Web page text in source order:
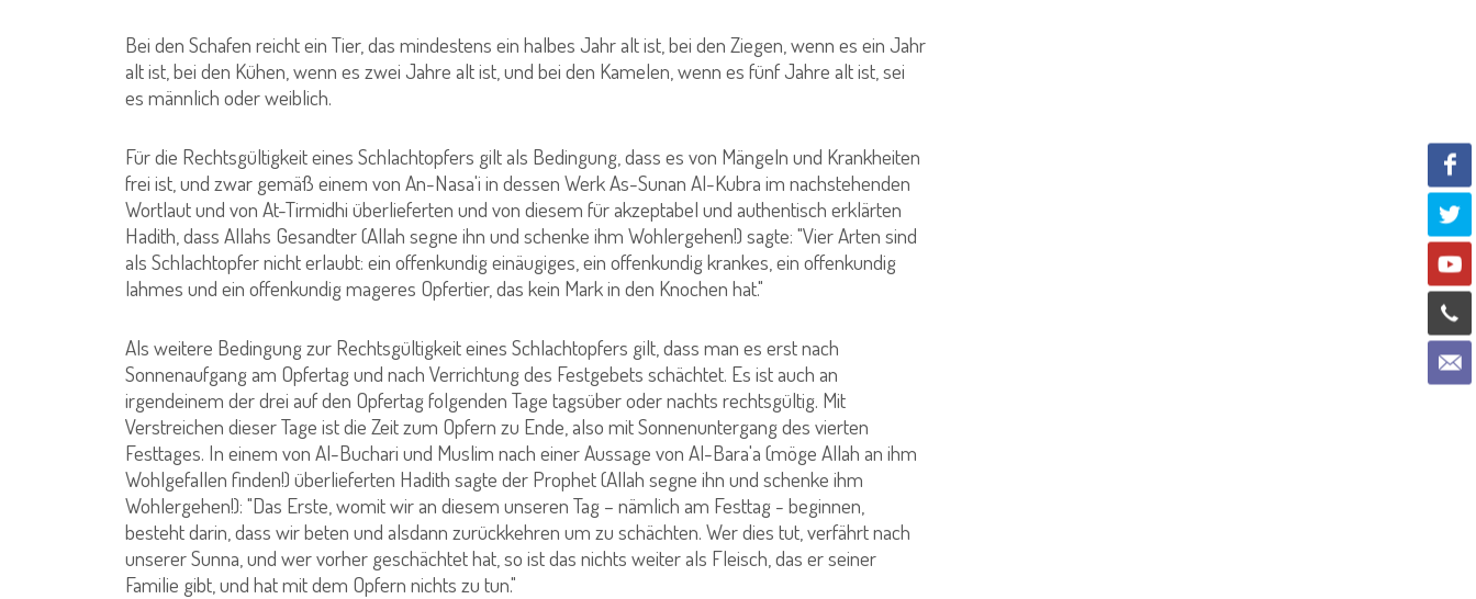
Bei den Schafen reicht ein Tier, das mindestens ein halbes Jahr alt ist, bei den Ziegen, wenn es ein Jahr
alt ist, bei den Kühen, wenn es zwei Jahre alt ist, und bei den Kamelen, wenn es fünf Jahre alt ist, sei
es männlich oder weiblich.
Für die Rechtsgültigkeit eines Schlachtopfers gilt als Bedingung, dass es von Mängeln und Krankheiten
frei ist, und zwar gemäß einem von An-Nasa'i in dessen Werk As-Sunan Al-Kubra im nachstehenden
Wortlaut und von At-Tirmidhi überlieferten und von diesem für akzeptabel und authentisch erklärten
Hadith, dass Allahs Gesandter (Allah segne ihn und schenke ihm Wohlergehen!) sagte: "Vier Arten sind
als Schlachtopfer nicht erlaubt: ein offenkundig einäugiges, ein offenkundig krankes, ein offenkundig
lahmes und ein offenkundig mageres Opfertier, das kein Mark in den Knochen hat."
Als weitere Bedingung zur Rechtsgültigkeit eines Schlachtopfers gilt, dass man es erst nach
Sonnenaufgang am Opfertag und nach Verrichtung des Festgebets schächtet. Es ist auch an
irgendeinem der drei auf den Opfertag folgenden Tage tagsüber oder nachts rechtsgültig. Mit
Verstreichen dieser Tage ist die Zeit zum Opfern zu Ende, also mit Sonnenuntergang des vierten
Festtages. In einem von Al-Buchari und Muslim nach einer Aussage von Al-Bara'a (möge Allah an ihm
Wohlgefallen finden!) überlieferten Hadith sagte der Prophet (Allah segne ihn und schenke ihm
Wohlergehen!): "Das Erste, womit wir an diesem unseren Tag – nämlich am Festtag - beginnen,
besteht darin, dass wir beten und alsdann zurückkehren um zu schächten. Wer dies tut, verfährt nach
unserer Sunna, und wer vorher geschächtet hat, so ist das nichts weiter als Fleisch, das er seiner
Familie gibt, und hat mit dem Opfern nichts zu tun."